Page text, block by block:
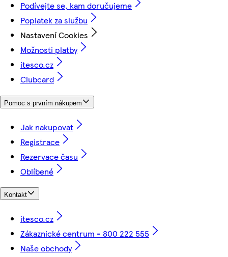
Podívejte se, kam doručujeme
Poplatek za službu
Nastavení Cookies
Možnosti platby
itesco.cz
Clubcard
Pomoc s prvním nákupem
Jak nakupovat
Registrace
Rezervace času
Oblíbené
Kontakt
itesco.cz
Zákaznické centrum - 800 222 555
Naše obchody